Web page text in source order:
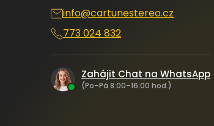
info@cartunestereo.cz
773 024 832
Zahájit Chat na WhatsApp
(Po–Pá 8:00–16:00 hod.)